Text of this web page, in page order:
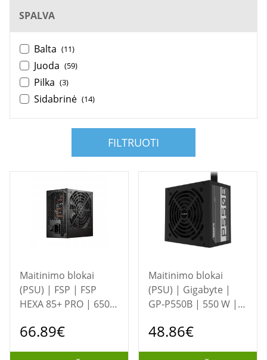
SPALVA
Balta (11)
Juoda (59)
Pilka (3)
Sidabrinė (14)
FILTRUOTI
Maitinimo blokai
(PSU) | FSP | FSP
HEXA 85+ PRO | 650
Certification
66.89€
Maitinimo blokai
(PSU) | Gigabyte |
GP-P550B | 550 W |
certified
48.86€